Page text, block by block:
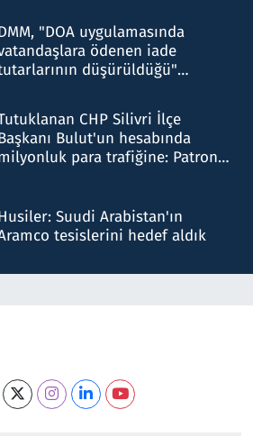
"DOA uygulamasında
ödenen iade
düşürüldüğü"
CHP Silivri İlçe
Bulut'un hesabında
para trafiğine: Patron
Suudi Arabistan'ın
tesislerini hedef aldık